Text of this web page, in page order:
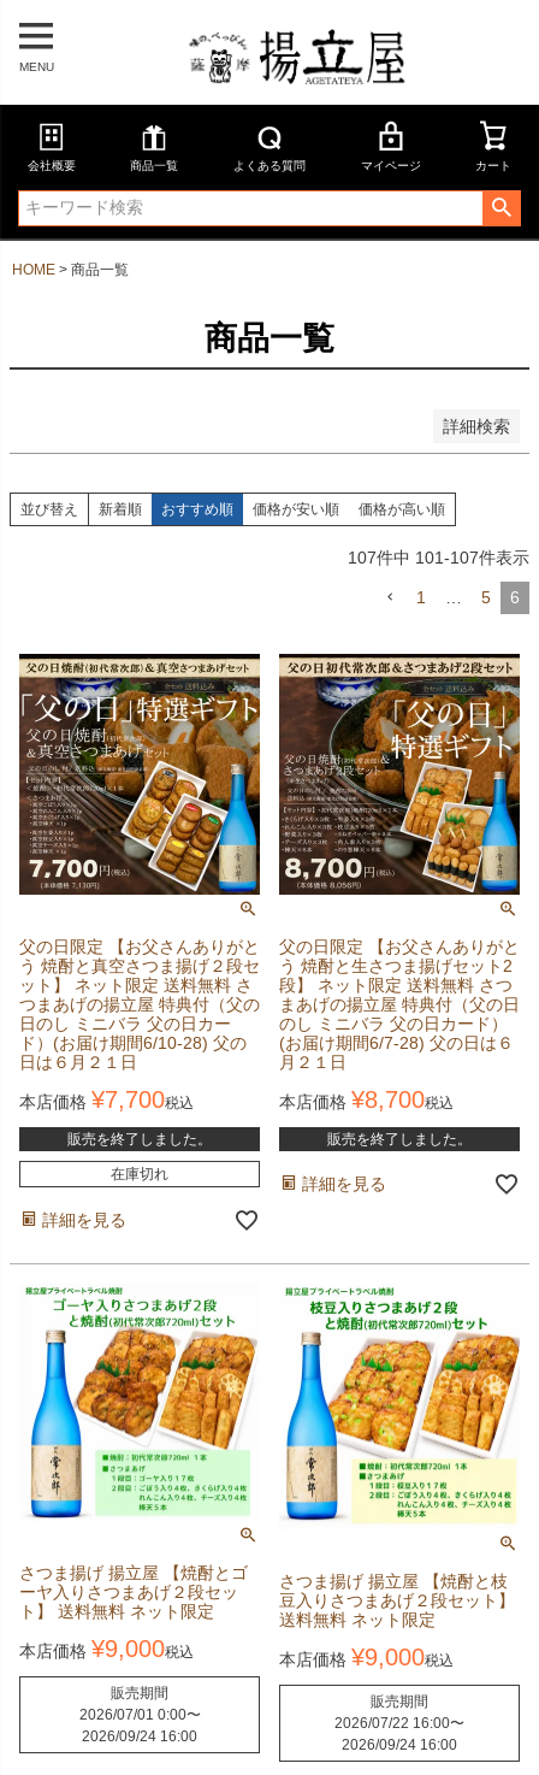
MENU
会社概要 商品一覧 よくある質問 マイページ カート
HOME 商品一覧
商品一覧
詳細検索
並び順
新着順
登録順
価格が安い順
優先度順
キーワードヒット順
検索
並び替え 新着順 おすすめ順 価格が安い順 価格が高い順
107件中 101-107件表示
1 5 6
父の日限定 【お父さんありがと
う 焼酎と真空さつま揚げ２段セ
ット】 ネット限定 送料無料 さ
つまあげの揚立屋 特典付（父の
日のし ミニバラ 父の日カー
ド）(お届け期間6/10-28) 父の
日は６月２１日
本店価格 ¥7,700税込
販売を終了しました。
在庫切れ
詳細を見る
父の日限定 【お父さんありがと
う 焼酎と生さつま揚げセット2
段】 ネット限定 送料無料 さつ
まあげの揚立屋 特典付（父の日
のし ミニバラ 父の日カード）
(お届け期間6/7-28) 父の日は６
月２１日
本店価格 ¥8,700税込
販売を終了しました。
詳細を見る
さつま揚げ 揚立屋 【焼酎とゴ
ーヤ入りさつまあげ２段セッ
ト】 送料無料 ネット限定
本店価格 ¥9,000税込
販売期間
2026/07/01 0:00〜
2026/09/24 16:00
さつま揚げ 揚立屋 【焼酎と枝
豆入りさつまあげ２段セット】
送料無料 ネット限定
本店価格 ¥9,000税込
販売期間
2026/07/22 16:00〜
2026/09/24 16:00